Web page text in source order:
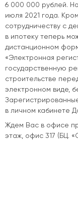
6 000 000 рублей.
июля 2021 года.
сотрудничеству с
в ипотеку теперь
дистанционном
«Электронная
государственную
строительстве
электронном виде,
в личном кабинете
Ждем Вас в офисе
этаж, офис 317 (БЦ.